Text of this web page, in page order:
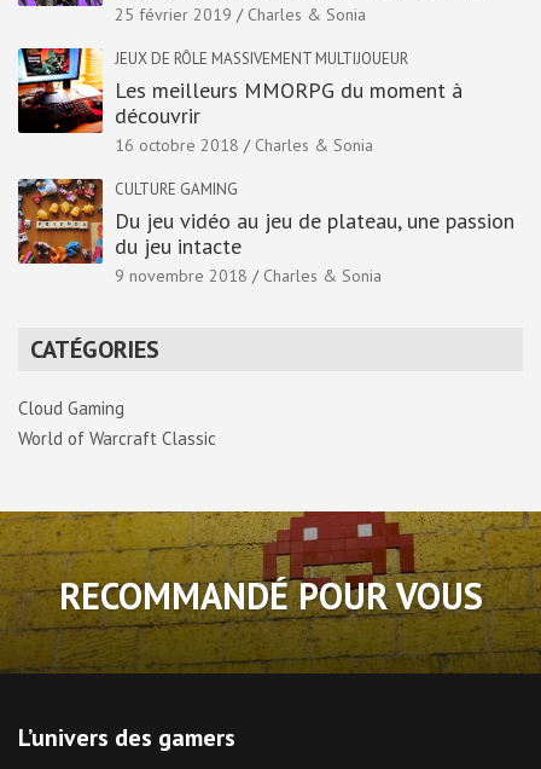
25 février 2019 Charles & Sonia
JEUX DE RÔLE MASSIVEMENT MULTIJOUEUR
Les meilleurs MMORPG du moment à
découvrir
16 octobre 2018 Charles & Sonia
CULTURE GAMING
Du jeu vidéo au jeu de plateau, une passion
du jeu intacte
9 novembre 2018 Charles & Sonia
CATÉGORIES
Cloud Gaming
World of Warcraft Classic
RECOMMANDÉ POUR VOUS
L’univers des gamers